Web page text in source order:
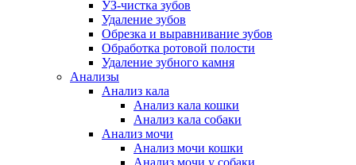
УЗ-чистка зубов
Удаление зубов
Обрезка и выравнивание зубов
Обработка ротовой полости
Удаление зубного камня
Анализы
Анализ кала
Анализ кала кошки
Анализ кала собаки
Анализ мочи
Анализ мочи кошки